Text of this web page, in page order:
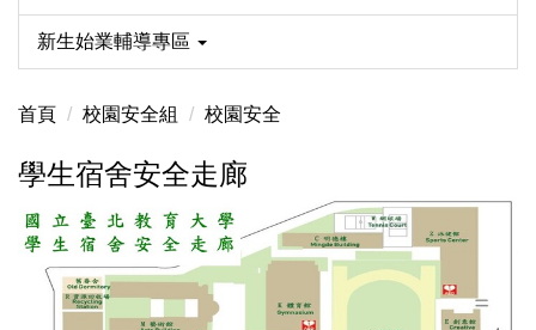
新生始業輔導專區
首頁 校園安全組 校園安全
學生宿舍安全走廊